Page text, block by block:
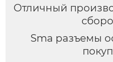
Отличный
Sma разъемы